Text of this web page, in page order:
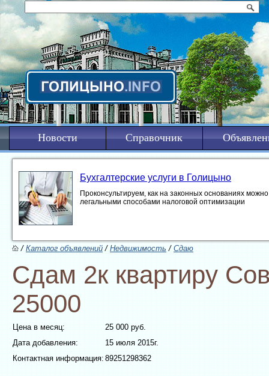
Новости Справочник
Бухгалтерские услуги в Голицыно
Проконсультируем, как на законных основаниях
легальными способами налоговой оптимизации
/Каталог объявлений/Недвижимость/Сдаю
Сдам 2к квартиру
25000
Цена в месяц:
25 000 руб.
Дата добавления:
15 июля 2015г.
Контактная информация:89251298362